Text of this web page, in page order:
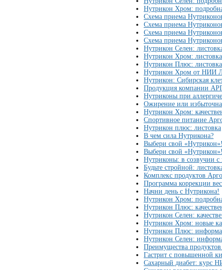
Нутрикон Хром:
Схема приема
Схема приема
Схема приема
Схема приема
Нутрикон Селен:
Нутрикон Хром: листовка
Нутрикон Плюс: листовка
Нутрикон Хром от НИИ
Нутрикон: Сибирская
Продукция компании
Нутриконы при
Ожирение или
Нутрикон Хром:
Спортивное питание
Нутрикон плюс: листовка
В чем сила Нутрикона?
Выбери свой
Выбери свой
Нутриконы: в созвучии с
Будьте стройной:
Комплекс продуктов
Программа коррекции
Начни день с Нутрикона!
Нутрикон Хром:
Нутрикон Плюс:
Нутрикон Селен:
Нутрикон Хром: новые
Нутрикон Плюс:
Нутрикон Селен:
Преимущества
Гастрит с повышенной
Сахарный диабет: